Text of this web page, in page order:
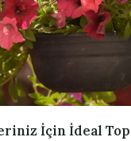
İçin İdeal